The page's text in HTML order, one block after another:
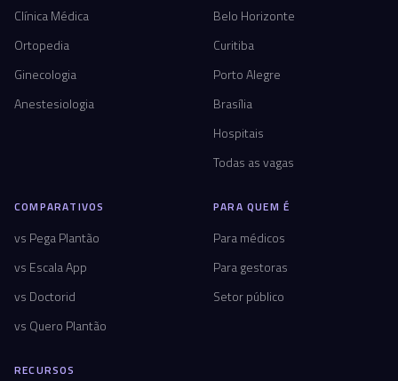
Clínica Médica
Ortopedia
Ginecologia
Anestesiologia
Belo Horizonte
Curitiba
Porto Alegre
Brasília
Hospitais
Todas as vagas
COMPARATIVOS
vs Pega Plantão
vs Escala App
vs Doctorid
vs Quero Plantão
PARA QUEM É
Para médicos
Para gestoras
Setor público
RECURSOS